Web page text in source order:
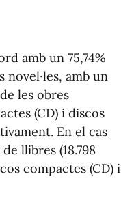
amb un 75,74%
amb un
les obres
(CD) i discos
En el cas
llibres (18.798
compactes (CD) i